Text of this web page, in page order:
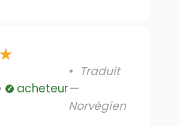
du
Mon petit l'a
bout de deux
! :) Le motif
★
Vérifié
acheteur
Traduit
—
Norvégien